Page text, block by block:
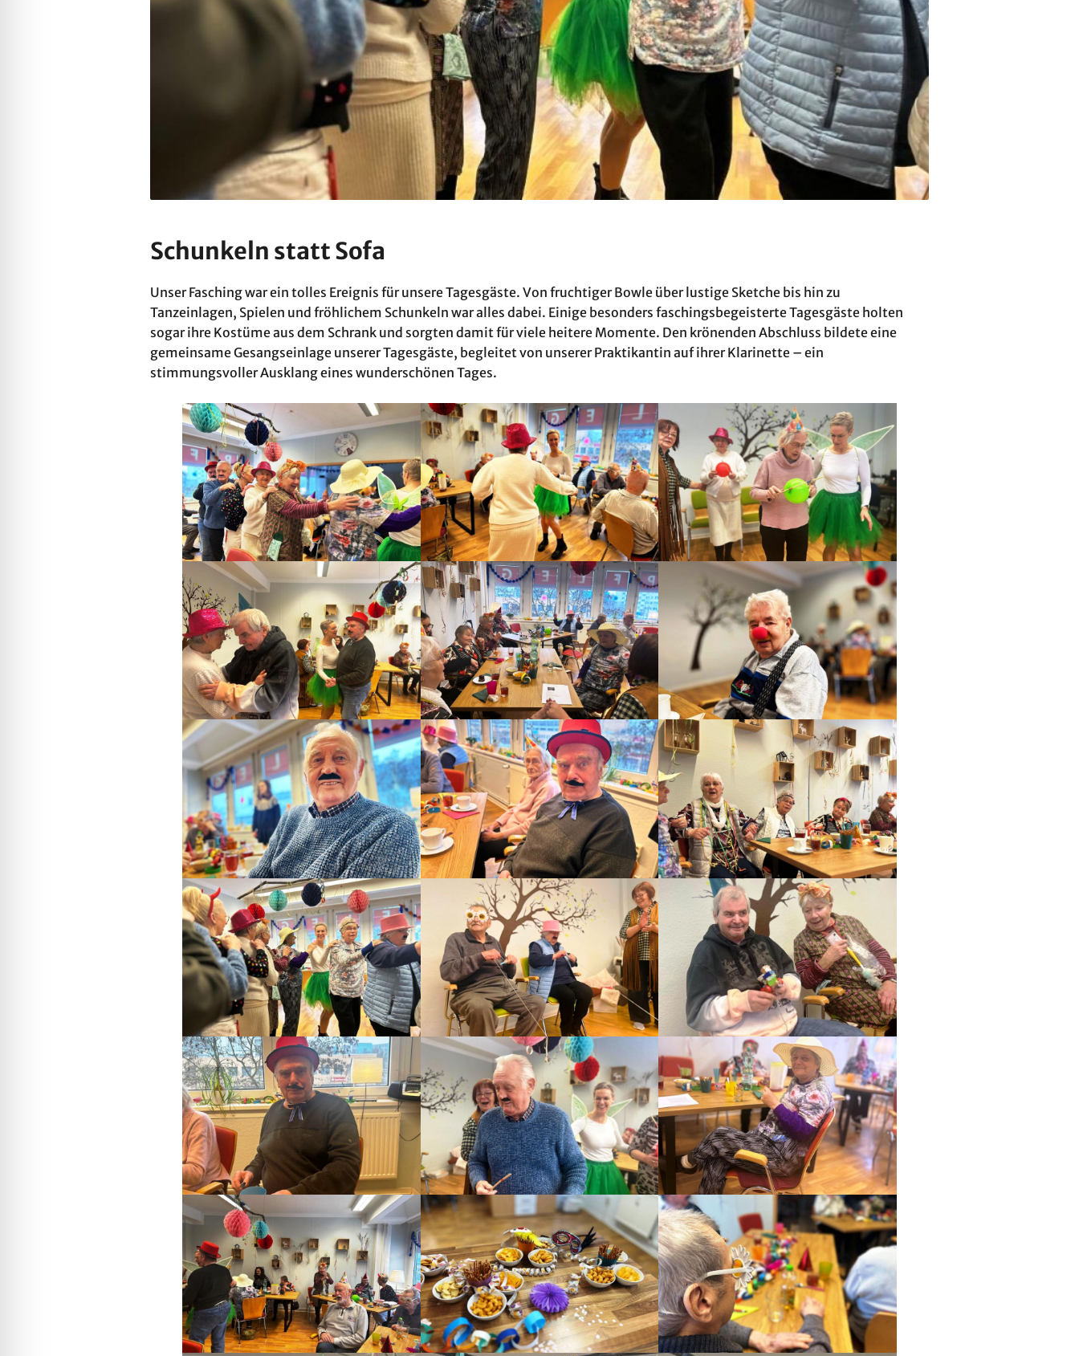
Schunkeln statt Sofa
Unser Fasching war ein tolles Ereignis für unsere Tagesgäste. Von fruchtiger Bowle über lustige Sketche bis hin zu
Tanzeinlagen, Spielen und fröhlichem Schunkeln war alles dabei. Einige besonders faschingsbegeisterte Tagesgäste holten
sogar ihre Kostüme aus dem Schrank und sorgten damit für viele heitere Momente. Den krönenden Abschluss bildete eine
gemeinsame Gesangseinlage unserer Tagesgäste, begleitet von unserer Praktikantin auf ihrer Klarinette – ein
stimmungsvoller Ausklang eines wunderschönen Tages.